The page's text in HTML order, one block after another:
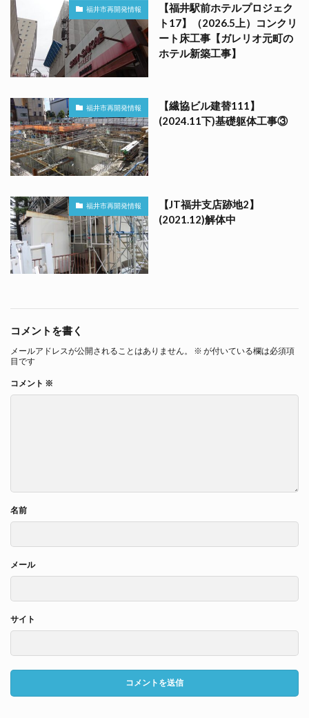
福井市再開発情報
【福井駅前ホテルプロジェク
ト17】（2026.5上）コンクリ
ート床工事【ガレリオ元町の
ホテル新築工事】
福井市再開発情報
【繊協ビル建替111】
(2024.11下)基礎躯体工事③
福井市再開発情報
【JT福井支店跡地2】
(2021.12)解体中
コメントを書く
メールアドレスが公開されることはありません。 ※ が付いている欄は必須項
目です
コメント ※
名前
メール
サイト